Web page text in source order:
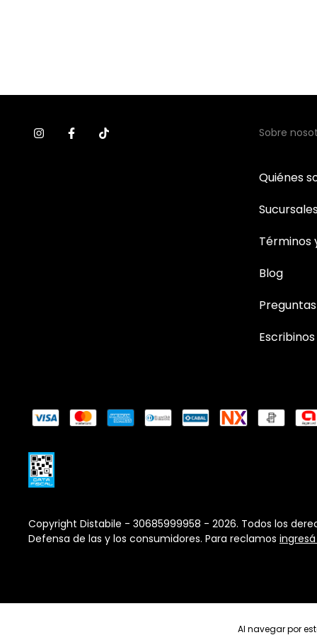
Al navegar por
Sobre
Quiénes
Términos
Blog
Escribinos
Copyright Distabile - 30685999958 - 2026. Todos los
Defensa de las y los consumidores. Para reclamos